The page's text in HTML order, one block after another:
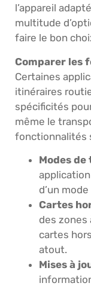
l’appareil
multitude
faire le bon
Comparer les
Certaines
itinéraires
spécificités
même le
fonctionnalités
Modes
d’un
Cartes
des zones
cartes
atout.
Mises à